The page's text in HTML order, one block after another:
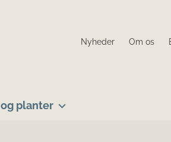
Nyheder Om os
planter